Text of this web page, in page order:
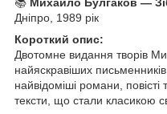
Дніпро, 1989 рік
Короткий опис:
Двотомне видання творів
найяскравіших
найвідоміші романи,
тексти, що стали класикою